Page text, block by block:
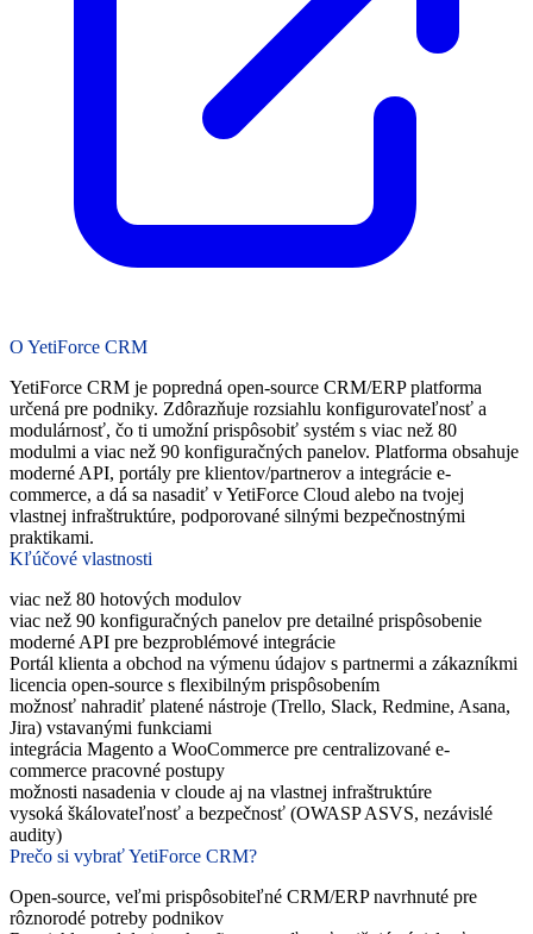
O YetiForce CRM
YetiForce CRM je popredná open-source CRM/ERP platforma
určená pre podniky. Zdôrazňuje rozsiahlu konfigurovateľnosť a
modulárnosť, čo ti umožní prispôsobiť systém s viac než 80
modulmi a viac než 90 konfiguračných panelov. Platforma obsahuje
moderné API, portály pre klientov/partnerov a integrácie e-
commerce, a dá sa nasadiť v YetiForce Cloud alebo na tvojej
vlastnej infraštruktúre, podporované silnými bezpečnostnými
praktikami.
Kľúčové vlastnosti
viac než 80 hotových modulov
viac než 90 konfiguračných panelov pre detailné prispôsobenie
moderné API pre bezproblémové integrácie
Portál klienta a obchod na výmenu údajov s partnermi a zákazníkmi
licencia open-source s flexibilným prispôsobením
možnosť nahradiť platené nástroje (Trello, Slack, Redmine, Asana,
Jira) vstavanými funkciami
integrácia Magento a WooCommerce pre centralizované e-
commerce pracovné postupy
možnosti nasadenia v cloude aj na vlastnej infraštruktúre
vysoká škálovateľnosť a bezpečnosť (OWASP ASVS, nezávislé
audity)
Prečo si vybrať YetiForce CRM?
Open-source, veľmi prispôsobiteľné CRM/ERP navrhnuté pre
rôznorodé potreby podnikov